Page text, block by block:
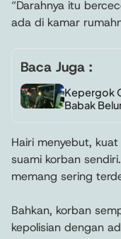
“Darahnya itu
ada di kamar
Baca Juga :
Kepergok
Babak
Hairi menyebut,
suami korban
memang sering
Bahkan, korban
kepolisian dengan